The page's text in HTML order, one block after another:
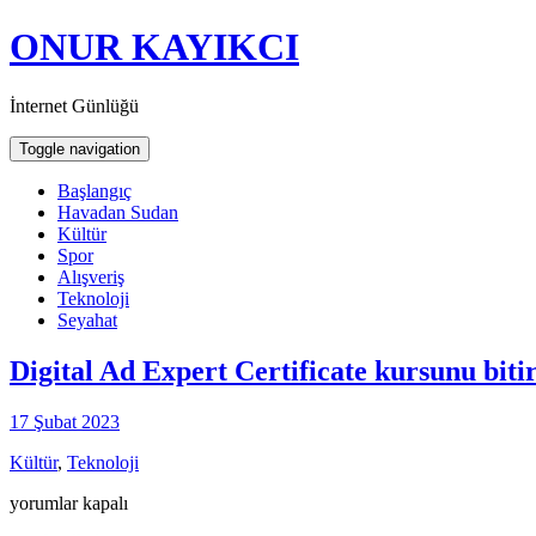
ONUR KAYIKCI
İnternet Günlüğü
Toggle navigation
Başlangıç
Havadan Sudan
Kültür
Spor
Alışveriş
Teknoloji
Seyahat
Digital Ad Expert Certificate kursunu
17 Şubat 2023
Kültür, Teknoloji
Digital
yorumlar kapalı